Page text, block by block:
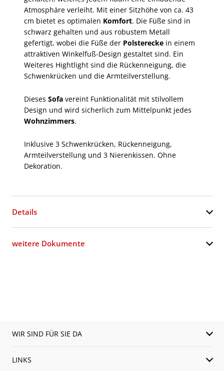
Atmosphäre verleiht. Mit einer Sitzhöhe von ca. 43
cm bietet es optimalen Komfort. Die Füße sind in
schwarz gehalten und aus robustem Metall
gefertigt, wobei die Füße der Polsterecke in einem
attraktiven Winkelfuß-Design gestaltet sind. Ein
Weiteres Hightlight sind die Rückenneigung, die
Schwenkrücken und die Armteilverstellung.
Dieses Sofa vereint Funktionalität mit stilvollem
Design und wird sicherlich zum Mittelpunkt jedes
Wohnzimmers.
Inklusive 3 Schwenkrücken, Rückenneigung,
Armteilverstellung und 3 Nierenkissen. Ohne
Dekoration.
Details
weitere Dokumente
WIR SIND FÜR SIE DA
LINKS